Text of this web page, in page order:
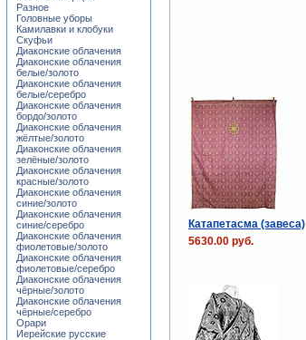
Катапетасма (завеса)
5630.00 руб.
Разное
Головные уборы
Камилавки и клобуки
Скуфьи
Диаконские облачения
Диаконские облачения
белые/золото
Диаконские облачения
белые/серебро
Диаконские облачения
бордо/золото
Диаконские облачения
жёлтые/золото
Диаконские облачения
зелёные/золото
Диаконские облачения
красные/золото
Диаконские облачения
синие/золото
Диаконские облачения
синие/серебро
Диаконские облачения
фиолетовые/золото
Диаконские облачения
фиолетовые/серебро
Диаконские облачения
чёрные/золото
Диаконские облачения
чёрные/серебро
Орари
Иерейские русские